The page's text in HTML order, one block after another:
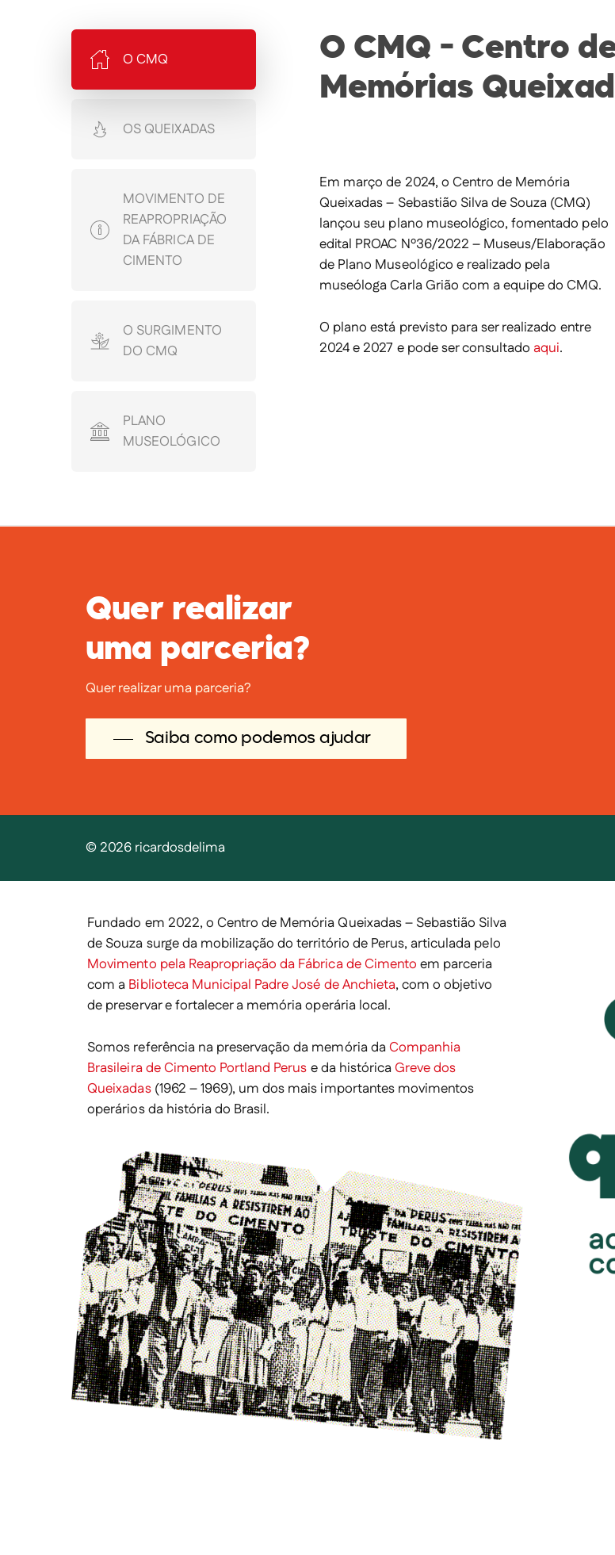
O CMQ
OS QUEIXADAS
MOVIMENTO DE
REAPROPRIAÇÃO
DA FÁBRICA DE
CIMENTO
O SURGIMENTO
DO CMQ
PLANO
MUSEOLÓGICO
O CMQ - Centro
Memórias
Em março de 2024, o Centro de Memória
Queixadas – Sebastião Silva de Souza (CMQ)
lançou seu plano museológico, fomentado pelo
edital PROAC Nº36/2022 – Museus/Elaboração
de Plano Museológico e realizado pela
museóloga Carla Grião com a equipe do CMQ.
O plano está previsto para ser realizado entre
2024 e 2027 e pode ser consultadoaqui.
Quer realizar
uma parceria?
Quer realizar uma parceria?
Saiba como podemos ajudar
© 2026ricardosdelima
Fundado em 2022, o Centro de Memória Queixadas – Sebastião Silva
de Souza surge da mobilização do território de Perus, articulada pelo
Movimento pela Reapropriação da Fábrica de Cimento em parceria
com a Biblioteca Municipal Padre José de Anchieta, com o objetivo
de preservar e fortalecer a memória operária local.
Somos referência na preservação da memória daCompanhia
Brasileira de Cimento Portland Perus e da históricaGreve dos
Queixadas(1962 – 1969), um dos mais importantes movimentos
operários da história do Brasil.